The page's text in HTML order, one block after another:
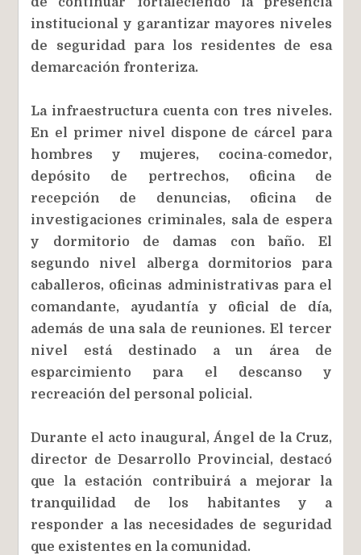
institucional y garantizar mayores niveles
de seguridad para los residentes de esa
demarcación fronteriza.
La infraestructura cuenta con tres niveles.
En el primer nivel dispone de cárcel para
hombres y mujeres, cocina-comedor,
depósito de pertrechos, oficina de
recepción de denuncias, oficina de
investigaciones criminales, sala de espera
y dormitorio de damas con baño. El
segundo nivel alberga dormitorios para
caballeros, oficinas administrativas para el
comandante, ayudantía y oficial de día,
además de una sala de reuniones. El tercer
nivel está destinado a un área de
esparcimiento para el descanso y
recreación del personal policial.
Durante el acto inaugural, Ángel de la Cruz,
director de Desarrollo Provincial, destacó
que la estación contribuirá a mejorar la
tranquilidad de los habitantes y a
responder a las necesidades de seguridad
que existentes en la comunidad.